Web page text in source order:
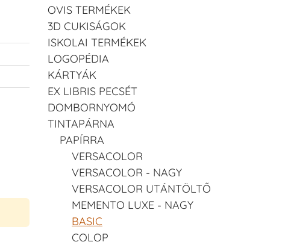
OVIS TERMÉKEK
3D CUKISÁGOK
ISKOLAI TERMÉKEK
LOGOPÉDIA
KÁRTYÁK
EX LIBRIS PECSÉT
DOMBORNYOMÓ
TINTAPÁRNA
PAPÍRRA
VERSACOLOR
VERSACOLOR - NAGY
VERSACOLOR UTÁNTÖLTŐ
MEMENTO LUXE - NAGY
BASIC
COLOP